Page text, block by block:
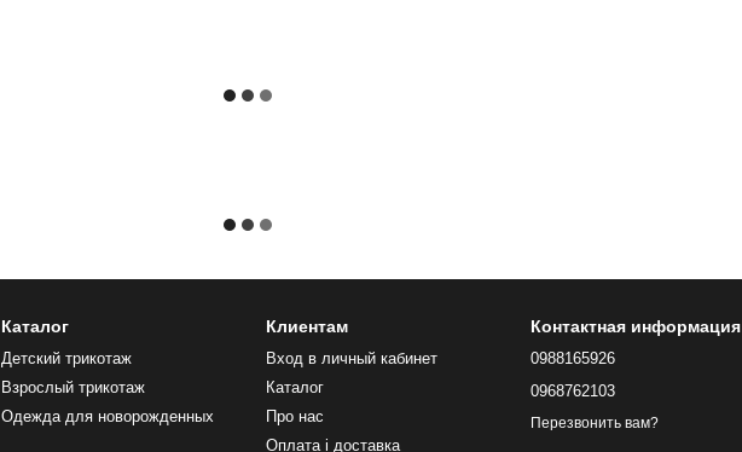
Каталог
Детский трикотаж
Взрослый трикотаж
Одежда для новорожденных
Клиентам
Вход в личный кабинет
Каталог
Про нас
Оплата і доставка
Контактная информация
0988165926
0968762103
Перезвонить вам?